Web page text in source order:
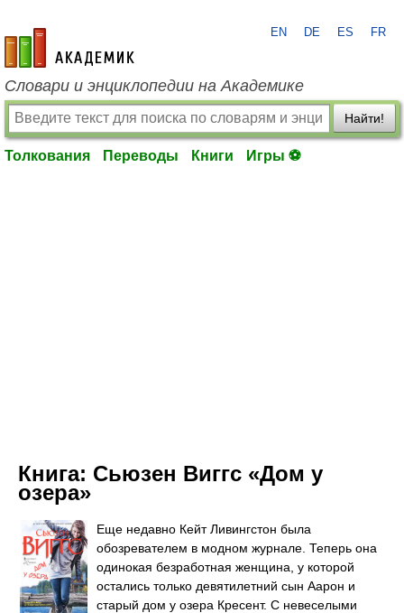
academic.ru
EN DE ES FR
Словари и энциклопедии на Академике
Найти!
Толкования Переводы Книги Игры ⚽
Книга: Сьюзен Виггс «Дом у
озера»
Еще недавно Кейт Ливингстон была
обозревателем в модном журнале. Теперь она
одинокая безработная женщина, у которой
остались только девятилетний сын Аарон и
старый дом у озера Кресент. С невеселыми